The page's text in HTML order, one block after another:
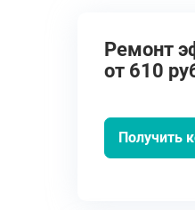
Ремонт
от 610
Получить